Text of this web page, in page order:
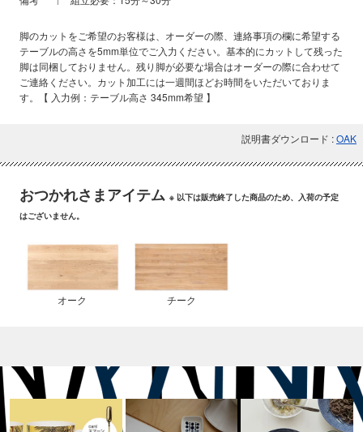
脚のカットをご希望のお客様は、オーダーの際、連絡事項の欄に希望する
テーブルの高さを5mm単位でご入力ください。基本的にカットして残った
脚は同梱しておりません。残り脚が必要な場合はオーダーの際に合わせて
ご連絡ください。カット加工には一週間ほどお時間をいただいておりま
す。【 入力例：テーブル高さ 345mm希望 】
説明書ダウンロード :OAK
おつかれさまアイテム ※ 以下は販売終了した商品のため、入荷の予定
はございません。
オーク チーク